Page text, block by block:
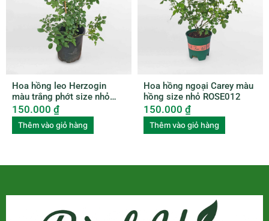
Hoa hồng leo Herzogin
màu trắng phớt size nhỏ
ROSE011
150.000 ₫
Thêm vào giỏ hàng
Hoa hồng ngoại Carey màu
hồng size nhỏ ROSE012
150.000 ₫
Thêm vào giỏ hàng